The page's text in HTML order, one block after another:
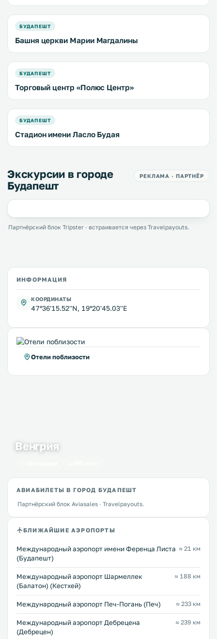
БУДАПЕШТ
Башня церкви Марии Магдалины
БУДАПЕШТ
Торговый центр «Полюс Центр»
БУДАПЕШТ
Стадион имени Ласло Будая
Экскурсии в городе
Будапешт
РЕКЛАМА · ПАРТНЁР
Партнёрский блок Tripster · встраивается через Travelpayouts.
ИНФОРМАЦИЯ
КООРДИНАТЫ
47°36'15.52''N, 19°20'45.03''E
Отели поблизости
Венгрия
АВИАБИЛЕТЫ В ГОРОД БУДАПЕШТ
Партнёрский блок Aviasales · Travelpayouts.
БЛИЖАЙШИЕ АЭРОПОРТЫ
Международный аэропорт имени Ференца Листа
(Будапешт)
≈ 21 км
Международный аэропорт Шармеллек
(Балатон) (Кестхей)
≈ 188 км
Международный аэропорт Печ-Погань (Печ) ≈ 233 км
Международный аэропорт Дебрецена
(Дебрецен)
≈ 239 км